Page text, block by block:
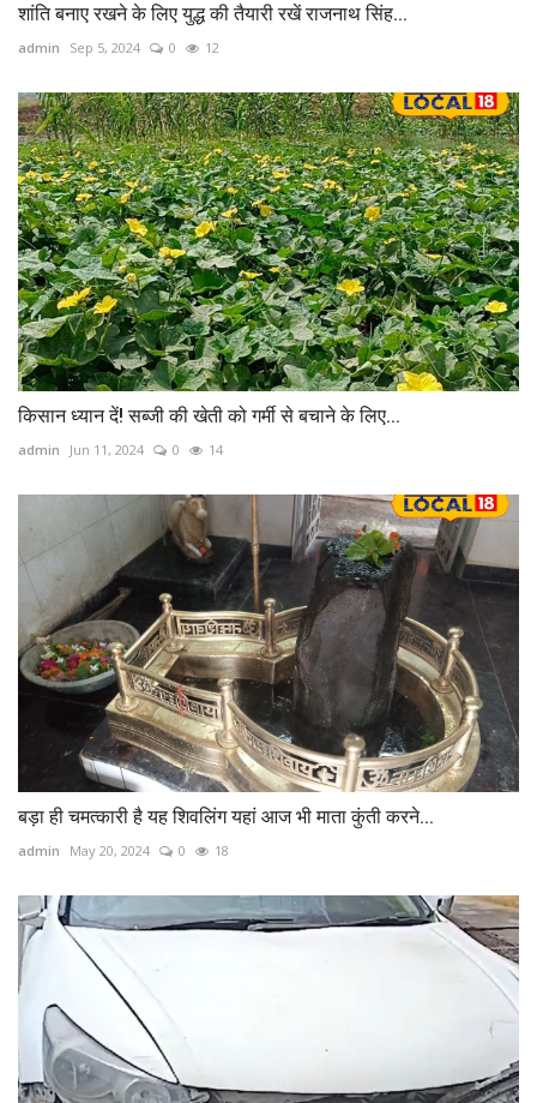
शांति बनाए रखने के लिए युद्ध की तैयारी रखें राजनाथ सिंह...
admin Sep 5, 2024 0 12
किसान ध्यान दें! सब्जी की खेती को गर्मी से बचाने के लिए...
admin Jun 11, 2024 0 14
बड़ा ही चमत्कारी है यह शिवलिंग यहां आज भी माता कुंती करने...
admin May 20, 2024 0 18